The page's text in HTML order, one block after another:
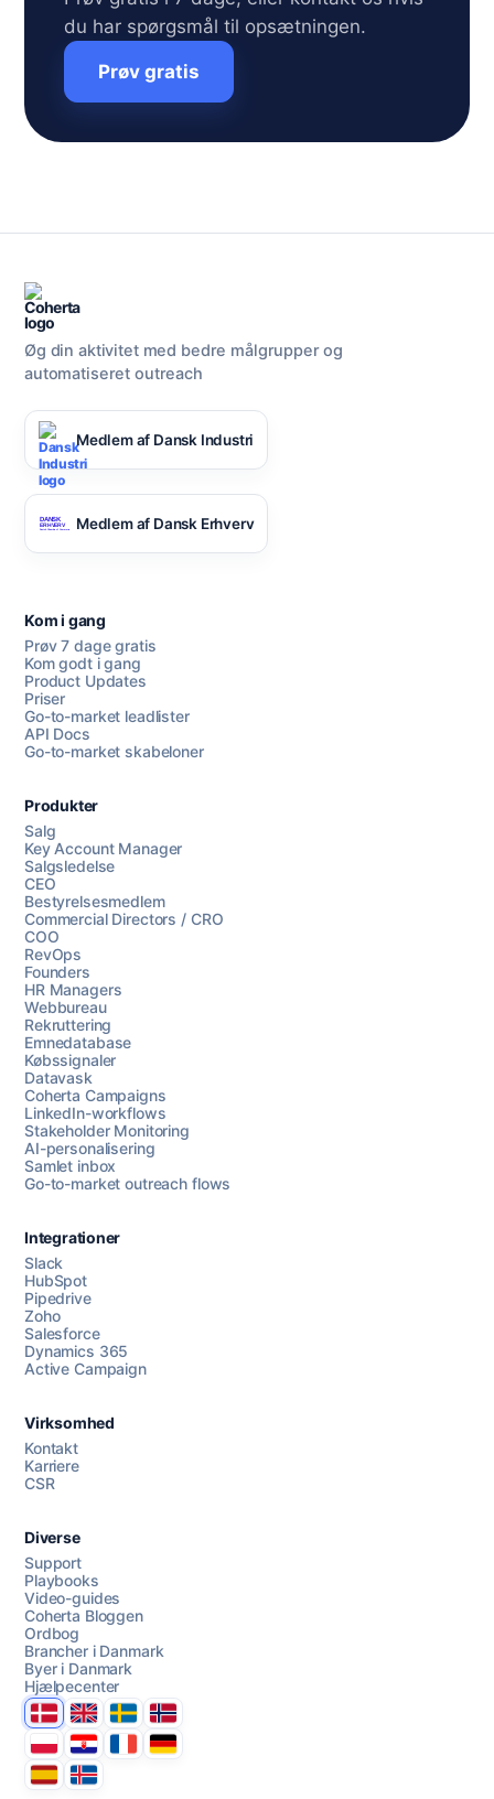
du har spørgsmål til opsætningen.
Prøv gratis
Chat med os
AI Campaign Assist
Øg din aktivitet med bedre målgrupper og
automatiseret outreach
Medlem af Dansk Industri
Medlem af Dansk Erhverv
Kom i gang
Prøv 7 dage gratis
Kom godt i gang
Product Updates
Priser
Go-to-market leadlister
API Docs
Go-to-market skabeloner
Produkter
Salg
Key Account Manager
Salgsledelse
CEO
Bestyrelsesmedlem
Commercial Directors / CRO
COO
RevOps
Founders
HR Managers
Webbureau
Rekruttering
Emnedatabase
Købssignaler
Datavask
Coherta Campaigns
LinkedIn-workflows
Stakeholder Monitoring
AI-personalisering
Samlet inbox
Go-to-market outreach flows
Integrationer
Slack
HubSpot
Pipedrive
Zoho
Salesforce
Dynamics 365
Active Campaign
Virksomhed
Kontakt
Karriere
CSR
Diverse
Support
Playbooks
Video-guides
Coherta Bloggen
Ordbog
Brancher i Danmark
Byer i Danmark
Hjælpecenter
DanmarkUnited Kingdom
SverigeNorge
PolskaHrvatskaFranceDeutschland
EspanaÍsland